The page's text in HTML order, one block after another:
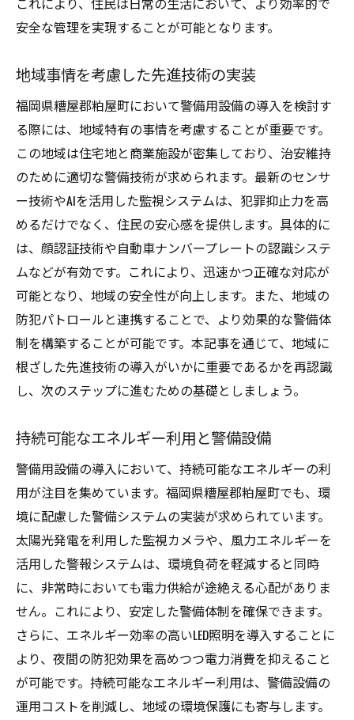
安全な管理を実現することが可能となります。
地域事情を考慮した先進技術の実装
福岡県糟屋郡粕屋町において警備用設備の導入を検討す
る際には、地域特有の事情を考慮することが重要です。
この地域は住宅地と商業施設が密集しており、治安維持
のために適切な警備技術が求められます。最新のセンサ
ー技術やAIを活用した監視システムは、犯罪抑止力を高
めるだけでなく、住民の安心感を提供します。具体的に
は、顔認証技術や自動車ナンバープレートの認識システ
ムなどが有効です。これにより、迅速かつ正確な対応が
可能となり、地域の安全性が向上します。また、地域の
防犯パトロールと連携することで、より効果的な警備体
制を構築することが可能です。本記事を通じて、地域に
根ざした先進技術の導入がいかに重要であるかを再認識
し、次のステップに進むための基礎としましょう。
持続可能なエネルギー利用と警備設備
警備用設備の導入において、持続可能なエネルギーの利
用が注目を集めています。福岡県糟屋郡粕屋町でも、環
境に配慮した警備システムの実装が求められています。
太陽光発電を利用した監視カメラや、風力エネルギーを
活用した警報システムは、環境負荷を軽減すると同時
に、非常時においても電力供給が途絶える心配がありま
せん。これにより、安定した警備体制を確保できます。
さらに、エネルギー効率の高いLED照明を導入することに
より、夜間の防犯効果を高めつつ電力消費を抑えること
が可能です。持続可能なエネルギー利用は、警備設備の
運用コストを削減し、地域の環境保護にも寄与します。